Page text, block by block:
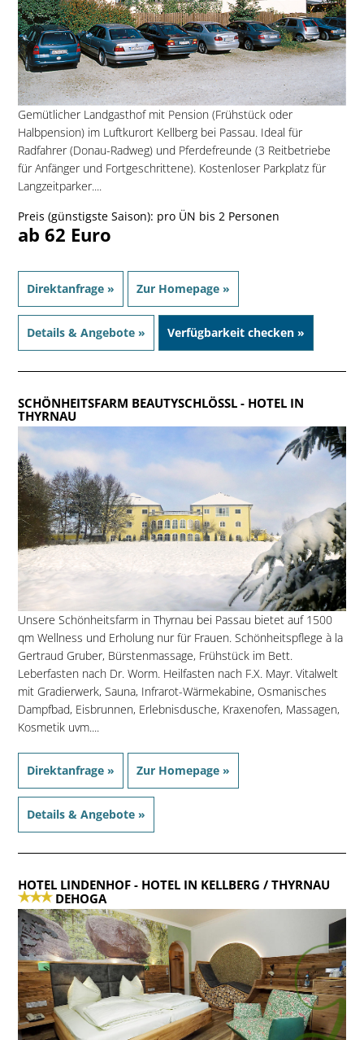
Gemütlicher Landgasthof mit Pension (Frühstück oder
Halbpension) im Luftkurort Kellberg bei Passau. Ideal für
Radfahrer (Donau-Radweg) und Pferdefreunde (3 Reitbetriebe
für Anfänger und Fortgeschrittene). Kostenloser Parkplatz für
Langzeitparker....
Preis (günstigste Saison): pro ÜN bis 2 Personen
ab 62 Euro
Direktanfrage » Zur Homepage »
Details & Angebote » Verfügbarkeit checken »
SCHÖNHEITSFARM BEAUTYSCHLÖSSL- HOTEL IN
THYRNAU
Unsere Schönheitsfarm in Thyrnau bei Passau bietet auf 1500
qm Wellness und Erholung nur für Frauen. Schönheitspflege à la
Gertraud Gruber, Bürstenmassage, Frühstück im Bett.
Leberfasten nach Dr. Worm. Heilfasten nach F.X. Mayr. Vitalwelt
mit Gradierwerk, Sauna, Infrarot-Wärmekabine, Osmanisches
Dampfbad, Eisbrunnen, Erlebnisdusche, Kraxenofen, Massagen,
Kosmetik uvm....
Direktanfrage » Zur Homepage »
Details & Angebote »
HOTEL LINDENHOF- HOTEL IN KELLBERG / THYRNAU
DEHOGA